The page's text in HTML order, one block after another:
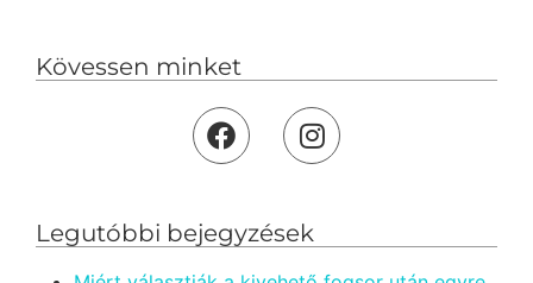
Kövessen minket
Legutóbbi bejegyzések